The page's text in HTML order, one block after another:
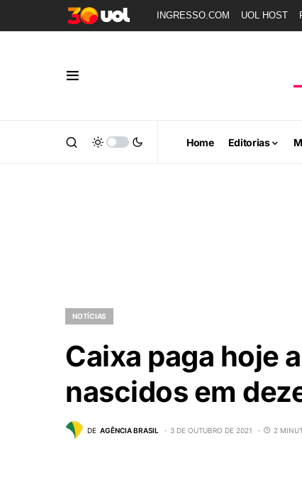
INGRESSO.COM UOL HOST
Home Editorias
NOTÍCIAS
Caixa paga hoje
nascidos em
DE AGÊNCIA BRASIL 3 DE OUTUBRO DE 2021 2